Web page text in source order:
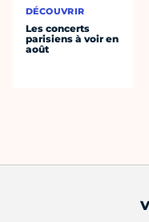
DÉCOUVRIR
Les concerts
parisiens à voir en
août